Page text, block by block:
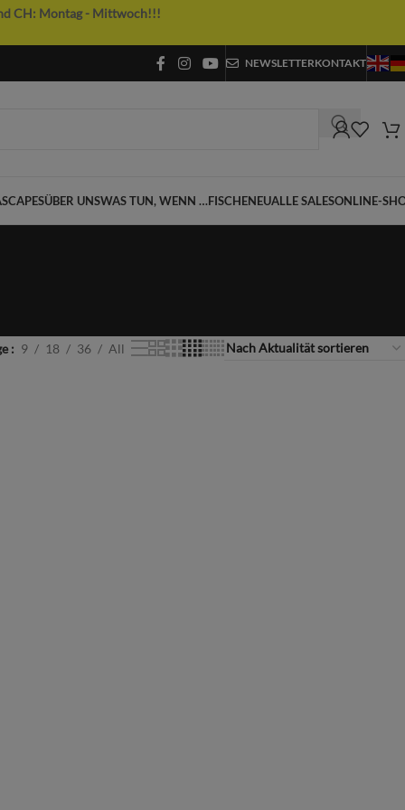
CH: Montag - Mittwoch!!!
NEWSLETTERKONTAKT
ÜBER UNSWAS TUN, WENN …FISCHENEUALLE SALESONLINE-
9 18 36 All